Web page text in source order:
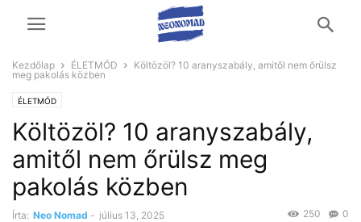
Kezdőlap ÉLETMÓD
Költözöl? 10 aranyszabály, amitől nem őrülsz
meg pakolás közben
ÉLETMÓD
Költözöl? 10 aranyszabály,
amitől nem őrülsz meg
pakolás közben
Írta: Neo Nomad - július 13, 2025 0
250